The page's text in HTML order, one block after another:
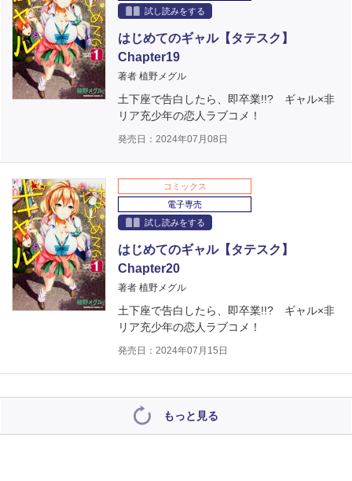
試し読みをする
はじめてのギャル【タテスク】
Chapter19
著者 植野メグル
土下座で告白したら、即卒業!!? ギャル×非
リア充少年の恋人ラブコメ！
発売日：2024年07月08日
コミックス
電子専売
試し読みをする
はじめてのギャル【タテスク】
Chapter20
著者 植野メグル
土下座で告白したら、即卒業!!? ギャル×非
リア充少年の恋人ラブコメ！
発売日：2024年07月15日
もっと見る